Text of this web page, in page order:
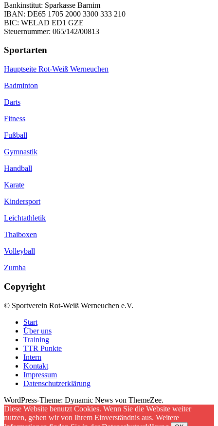
Bankinstitut: Sparkasse Barnim
IBAN: DE65 1705 2000 3300 333 210
BIC: WELAD ED1 GZE
Steuernummer: 065/142/00813
Sportarten
Hauptseite Rot-Weiß Werneuchen
Badminton
Darts
Fitness
Fußball
Gymnastik
Handball
Karate
Kindersport
Leichtathletik
Thaiboxen
Volleyball
Zumba
Copyright
© Sportverein Rot-Weiß Werneuchen e.V.
Start
Über uns
Training
TTR Punkte
Intern
Kontakt
Impressum
Datenschutzerklärung
WordPress-Theme: Dynamic News von ThemeZee.
Diese Website benutzt Cookies. Wenn Sie die Website weiter
nutzen, gehen wir von Ihrem Einverständnis aus. Weitere